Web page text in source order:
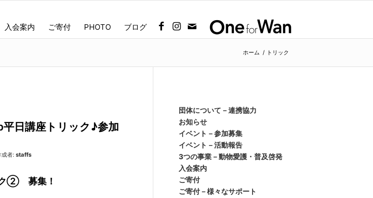
入会案内 ご寄付 PHOTO ブログ
ホーム / トリック
平日講座トリック♪参加
成者: staffs
ク② 募集！
団体について－連携協力
お知らせ
イベント－参加募集
イベント－活動報告
3つの事業－動物愛護・普及啓発
入会案内
ご寄付
ご寄付－様々なサポート